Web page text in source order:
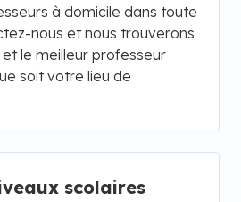
à domicile dans toute
nous et nous trouverons
le meilleur professeur
soit votre lieu de
scolaires